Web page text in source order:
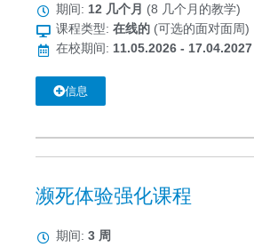
期间: 12 几个月 (8 几个月的教学)
课程类型: 在线的(可选的面对面周)
在校期间: 11.05.2026 - 17.04.2027
信息
濒死体验强化课程
期间: 3 周